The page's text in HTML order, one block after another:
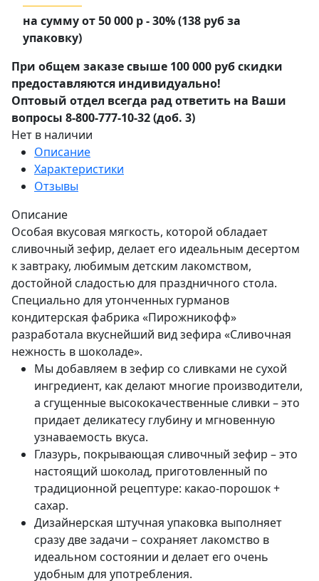
на сумму от 50 000 р - 30% (138 руб за
упаковку)
При общем заказе свыше 100 000 руб скидки
предоставляются индивидуально!
Оптовый отдел всегда рад ответить на Ваши
вопросы 8-800-777-10-32 (доб. 3)
Нет в наличии
Описание
Характеристики
Отзывы
Описание
Особая вкусовая мягкость, которой обладает
сливочный зефир, делает его идеальным десертом
к завтраку, любимым детским лакомством,
достойной сладостью для праздничного стола.
Специально для утонченных гурманов
кондитерская фабрика «Пирожникофф»
разработала вкуснейший вид зефира «Сливочная
нежность в шоколаде».
Мы добавляем в зефир со сливками не сухой
ингредиент, как делают многие производители,
а сгущенные высококачественные сливки – это
придает деликатесу глубину и мгновенную
узнаваемость вкуса.
Глазурь, покрывающая сливочный зефир – это
настоящий шоколад, приготовленный по
традиционной рецептуре: какао-порошок +
сахар.
Дизайнерская штучная упаковка выполняет
сразу две задачи – сохраняет лакомство в
идеальном состоянии и делает его очень
удобным для употребления.